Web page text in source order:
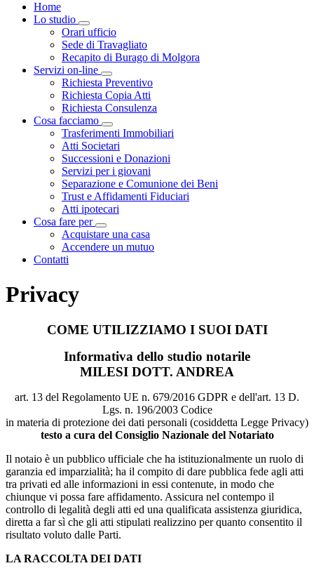
Home
Lo studio
Visualizza menù di secondo livello
Orari ufficio
Sede di Travagliato
Recapito di Burago di Molgora
Servizi on-line
Visualizza menù di secondo livello
Richiesta Preventivo
Richiesta Copia Atti
Richiesta Consulenza
Cosa facciamo
Visualizza menù di secondo livello
Trasferimenti Immobiliari
Atti Societari
Successioni e Donazioni
Servizi per i giovani
Separazione e Comunione dei Beni
Trust e Affidamenti Fiduciari
Atti ipotecari
Cosa fare per
Visualizza menù di secondo livello
Acquistare una casa
Accendere un mutuo
Contatti
Privacy
COME UTILIZZIAMO I SUOI DATI
Informativa dello studio notarile
MILESI DOTT. ANDREA
art. 13 del Regolamento UE n. 679/2016 GDPR e dell'art. 13 D.
Lgs. n. 196/2003 Codice
in materia di protezione dei dati personali (cosiddetta Legge Privacy)
testo a cura del Consiglio Nazionale del Notariato
Il notaio è un pubblico ufficiale che ha istituzionalmente un ruolo di
garanzia ed imparzialità; ha il compito di dare pubblica fede agli atti
tra privati ed alle informazioni in essi contenute, in modo che
chiunque vi possa fare affidamento. Assicura nel contempo il
controllo di legalità degli atti ed una qualificata assistenza giuridica,
diretta a far sì che gli atti stipulati realizzino per quanto consentito il
risultato voluto dalle Parti.
LA RACCOLTA DEI DATI